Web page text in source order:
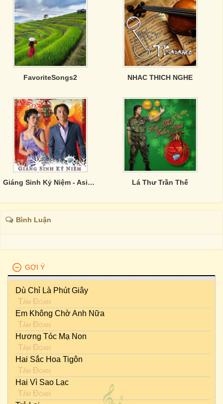
FavoriteSongs2 NHAC THICH NGHE
Giáng Sinh Kỷ Niệm - Asia CD 325 Lá Thư Trần Thế
Bình Luận
GỢI Ý
Dù Chỉ Là Phút Giây
Tâm Đoan
Em Không Chờ Anh Nữa
Tâm Đoan
Hương Tóc Mạ Non
Tâm Đoan
Hai Sắc Hoa Tigôn
Tâm Đoan
Hai Vì Sao Lạc
Tâm Đoan